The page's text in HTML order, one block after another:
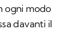
ogni modo
davanti il